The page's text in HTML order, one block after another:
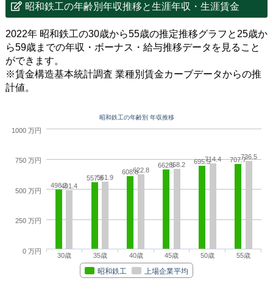
昭和鉄工の年齢別年収推移と生涯年収・生涯賃金
2022年 昭和鉄工の30歳から55歳の推定推移グラフと25歳か
ら59歳までの年収・ボーナス・給与推移データを見ること
ができます。
※賃金構造基本統計調査 業種別賃金カーブデータからの推
計値。
昭和鉄工の年齢別 年収推移
498.2
557.8
608.8
662.5 695.5 707.7
491.4
561.9
622.8
668.2
714.4 736.5
昭和鉄工 上場企業平均
30歳 35歳 40歳 45歳 50歳 55歳
0 万円
250 万円
500 万円
750 万円
1000 万円